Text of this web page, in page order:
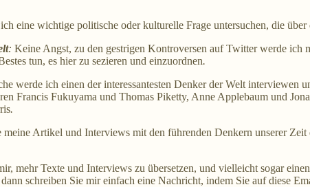
eine wichtige politische oder kulturelle Frage untersuchen, die
: Keine Angst, zu den gestrigen Kontroversen auf Twitter werde
tun, es hier zu sezieren und einzuordnen.
werde ich einen der interessantesten Denker der Welt
Francis Fukuyama und Thomas Piketty, Anne Applebaum und
.
Artikel und Interviews mit den führenden Denkern unserer
mehr Texte und Interviews zu übersetzen, und vielleicht sogar
schreiben Sie mir einfach eine Nachricht, indem Sie auf diese